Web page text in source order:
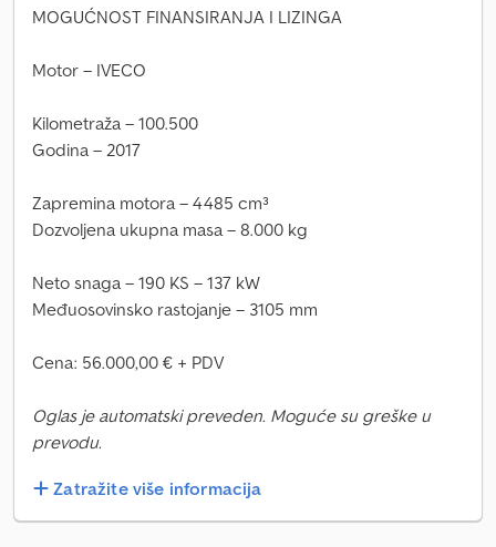
MOGUĆNOST FINANSIRANJA I LIZINGA
Motor – IVECO
Kilometraža – 100.500
Godina – 2017
Zapremina motora – 4485 cm³
Dozvoljena ukupna masa – 8.000 kg
Neto snaga – 190 KS – 137 kW
Međuosovinsko rastojanje – 3105 mm
Cena: 56.000,00 € + PDV
Oglas je automatski preveden. Moguće su greške u
prevodu.
Zatražite više informacija